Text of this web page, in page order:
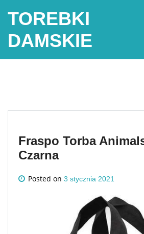
TOREBKI
DAMSKIE
Fraspo Torba
Czarna
Posted on 3 stycznia 2021